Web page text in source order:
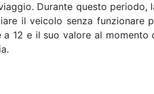
Durante questo
il veicolo senza funzionare
12 e il suo valore al